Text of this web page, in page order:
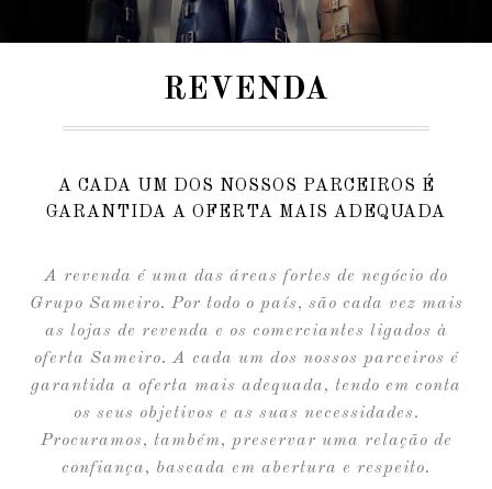
REVENDA
A CADA UM DOS NOSSOS PARCEIROS É
GARANTIDA A OFERTA MAIS ADEQUADA
A revenda é uma das áreas fortes de negócio do
Grupo Sameiro. Por todo o país, são cada vez mais
as lojas de revenda e os comerciantes ligados à
oferta Sameiro. A cada um dos nossos parceiros é
garantida a oferta mais adequada, tendo em conta
os seus objetivos e as suas necessidades.
Procuramos, também, preservar uma relação de
confiança, baseada em abertura e respeito.